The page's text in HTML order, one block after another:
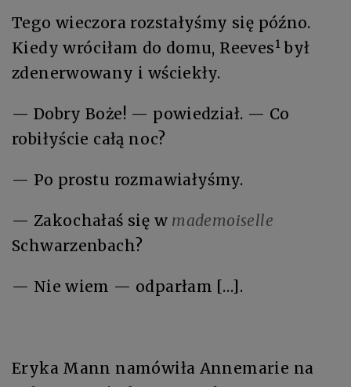
Tego wieczora rozstałyśmy się późno.
Kiedy wróciłam do domu, Reeves1był
zdenerwowany i wściekły.
— Dobry Boże! — powiedział. — Co
robiłyście całą noc?
— Po prostu rozmawiałyśmy.
— Zakochałaś się w mademoiselle
Schwarzenbach?
— Nie wiem — odparłam […].
Eryka Mann namówiła Annemarie na